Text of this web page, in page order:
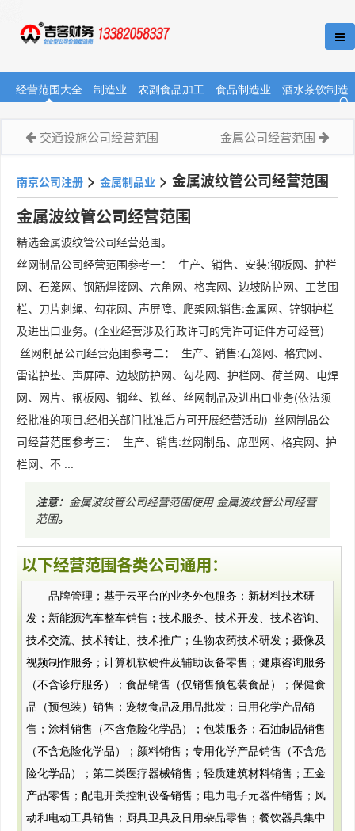
经营范围大全 制造业 农副食品加工 食品制造业 酒水茶饮制造
交通设施公司经营范围 金属公司经营范围
南京公司注册 > 金属制品业 > 金属波纹管公司经营范围
金属波纹管公司经营范围
精选金属波纹管公司经营范围。
丝网制品公司经营范围参考一： 生产、销售、安装:钢板网、护栏
网、石笼网、钢筋焊接网、六角网、格宾网、边坡防护网、工艺围
栏、刀片刺绳、勾花网、声屏障、爬架网;销售:金属网、锌钢护栏
及进出口业务。(企业经营涉及行政许可的凭许可证件方可经营)
丝网制品公司经营范围参考二： 生产、销售:石笼网、格宾网、
雷诺护垫、声屏障、边坡防护网、勾花网、护栏网、荷兰网、电焊
网、网片、钢板网、钢丝、铁丝、丝网制品及进出口业务(依法须
经批准的项目,经相关部门批准后方可开展经营活动) 丝网制品公
司经营范围参考三： 生产、销售:丝网制品、席型网、格宾网、护
栏网、不 ...
注意： 金属波纹管公司经营范围使用 金属波纹管公司经营
范围。
以下经营范围各类公司通用：
品牌管理；基于云平台的业务外包服务；新材料技术研
发；新能源汽车整车销售；技术服务、技术开发、技术咨询、
技术交流、技术转让、技术推广；生物农药技术研发；摄像及
视频制作服务；计算机软硬件及辅助设备零售；健康咨询服务
（不含诊疗服务）；食品销售（仅销售预包装食品）；保健食
品（预包装）销售；宠物食品及用品批发；日用化学产品销
售；涂料销售（不含危险化学品）；包装服务；石油制品销售
（不含危险化学品）；颜料销售；专用化学产品销售（不含危
险化学品）；第二类医疗器械销售；轻质建筑材料销售；五金
产品零售；配电开关控制设备销售；电力电子元器件销售；风
动和电动工具销售；厨具卫具及日用杂品零售；餐饮器具集中